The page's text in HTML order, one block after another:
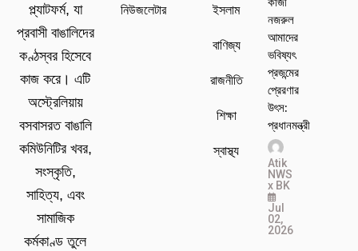
প্ল্যাটফর্ম, যা
প্রবাসী বাঙালিদের
কণ্ঠস্বর হিসেবে
কাজ করে। এটি
অস্ট্রেলিয়ায়
বসবাসরত বাঙালি
কমিউনিটির খবর,
সংস্কৃতি,
সাহিত্য, এবং
সামাজিক
কর্মকাণ্ড তুলে
নিউজলেটার ইসলাম
বাণিজ্য
রাজনীতি
শিক্ষা
স্বাস্থ্য
নজরুল
আমাদের
ভবিষ্যৎ
প্রজন্মের
প্রেরণার
উৎস:
প্রধানমন্ত্রী
Atik
NWS
x BK
Jul
02,
2026